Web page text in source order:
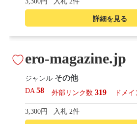
詳細を見る
ero-magazine.jp
ジャンル その他
DA58 外部リンク数 319 ドメ
3,300円 入札 2件